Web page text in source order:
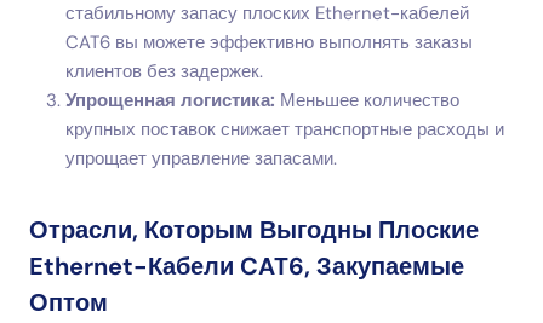
стабильному запасу плоских Ethernet-кабелей
CAT6 вы можете эффективно выполнять заказы
клиентов без задержек.
Упрощенная логистика: Меньшее количество
крупных поставок снижает транспортные расходы и
упрощает управление запасами.
Отрасли, Которым Выгодны Плоские
Ethernet-Кабели CAT6, Закупаемые
Оптом